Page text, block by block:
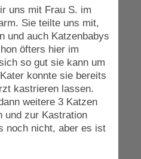
uns mit Frau S. im
Sie teilte uns mit,
und auch Katzenbabys
öfters hier im
so gut sie kann um
konnte sie bereits
kastrieren lassen.
weitere 3 Katzen
und zur Kastration
noch nicht, aber es ist